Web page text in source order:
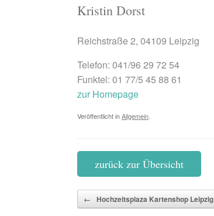
Kristin Dorst
Reichstraße 2, 04109 Leipzig
Telefon: 041/96 29 72 54
Funktel: 01 77/5 45 88 61
zur Homepage
Veröffentlicht inAllgemein
zurück zur Übersicht
Beitragsnavigation
← Hochzeitsplaza Kartenshop Leipzig